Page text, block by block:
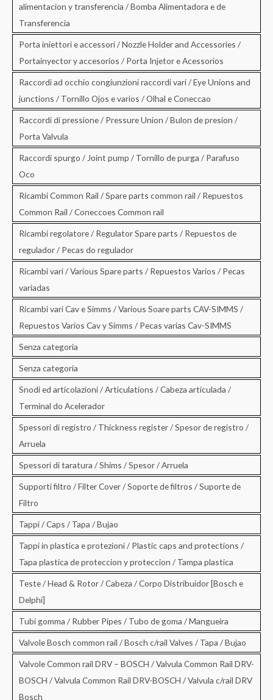
alimentacion y transferencia / Bomba Alimentadora e de
Transferencia
Porta iniettori e accessori / Nozzle Holder and Accessories /
Portainyector y accesorios / Porta Injetor e Acessorios
Raccordi ad occhio congiunzioni raccordi vari / Eye Unions and
junctions / Tornillo Ojos e varios / Olhal e Coneccao
Raccordi di pressione / Pressure Union / Bulon de presion /
Porta Valvula
Raccordi spurgo / Joint pump / Tornillo de purga / Parafuso
Oco
Ricambi Common Rail / Spare parts common rail / Repuestos
Common Rail / Coneccoes Common rail
Ricambi regolatore / Regulator Spare parts / Repuestos de
regulador / Pecas do regulador
Ricambi vari / Various Spare parts / Repuestos Varios / Pecas
variadas
Ricambi vari Cav e Simms / Various Soare parts CAV-SIMMS /
Repuestos Varios Cav y Simms / Pecas varias Cav-SIMMS
Senza categoria
Senza categoria
Snodi ed articolazioni / Articulations / Cabeza articulada /
Terminal do Acelerador
Spessori di registro / Thickness register / Spesor de registro /
Arruela
Spessori di taratura / Shims / Spesor / Arruela
Supporti filtro / Filter Cover / Soporte de filtros / Suporte de
Filtro
Tappi / Caps / Tapa / Bujao
Tappi in plastica e protezioni / Plastic caps and protections /
Tapa plastica de proteccion y proteccion / Tampa plastica
Teste / Head & Rotor / Cabeza / Corpo Distribuidor [Bosch e
Delphi]
Tubi gomma / Rubber Pipes / Tubo de goma / Mangueira
Valvole Bosch common rail / Bosch c/rail Valves / Tapa / Bujao
Valvole Common rail DRV – BOSCH / Valvula Common Rail DRV-
BOSCH / Valvula Common Rail DRV-BOSCH / Valvula c/rail DRV
Bosch